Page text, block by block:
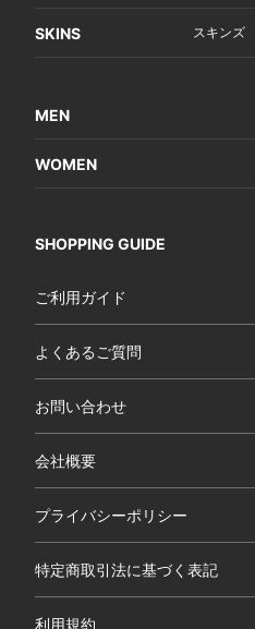
SKINS スキンズ
MEN
WOMEN
SHOPPING GUIDE
ご利用ガイド
よくあるご質問
お問い合わせ
会社概要
プライバシーポリシー
特定商取引法に基づく表記
利用規約